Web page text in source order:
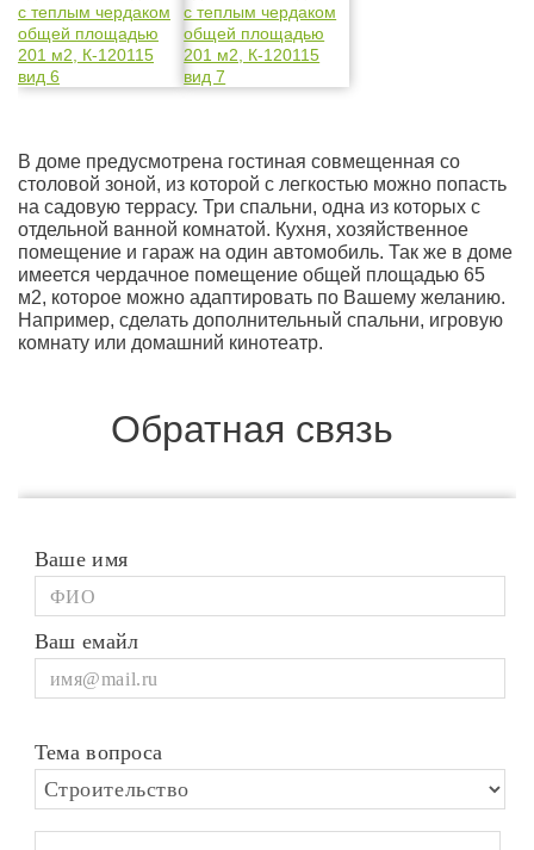
В доме предусмотрена гостиная совмещенная со
столовой зоной, из которой с легкостью можно попасть
на садовую террасу. Три спальни, одна из которых с
отдельной ванной комнатой. Кухня, хозяйственное
помещение и гараж на один автомобиль. Так же в доме
имеется чердачное помещение общей площадью 65
м2, которое можно адаптировать по Вашему желанию.
Например, сделать дополнительный спальни, игровую
комнату или домашний кинотеатр.
Обратная связь
Ваше имя
Ваш емайл
Тема вопроса